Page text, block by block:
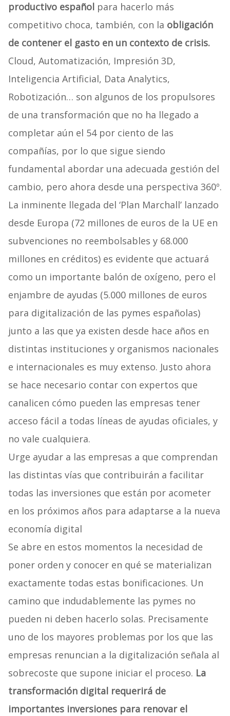
productivo español para hacerlo más
competitivo choca, también, con la obligación
de contener el gasto en un contexto de crisis.
Cloud, Automatización, Impresión 3D,
Inteligencia Artificial, Data Analytics,
Robotización… son algunos de los propulsores
de una transformación que no ha llegado a
completar aún el 54 por ciento de las
compañías, por lo que sigue siendo
fundamental abordar una adecuada gestión del
cambio, pero ahora desde una perspectiva 360º.
La inminente llegada del ‘Plan Marchall’ lanzado
desde Europa (72 millones de euros de la UE en
subvenciones no reembolsables y 68.000
millones en créditos) es evidente que actuará
como un importante balón de oxígeno, pero el
enjambre de ayudas (5.000 millones de euros
para digitalización de las pymes españolas)
junto a las que ya existen desde hace años en
distintas instituciones y organismos nacionales
e internacionales es muy extenso. Justo ahora
se hace necesario contar con expertos que
canalicen cómo pueden las empresas tener
acceso fácil a todas líneas de ayudas oficiales, y
no vale cualquiera.
Urge ayudar a las empresas a que comprendan
las distintas vías que contribuirán a facilitar
todas las inversiones que están por acometer
en los próximos años para adaptarse a la nueva
economía digital
Se abre en estos momentos la necesidad de
poner orden y conocer en qué se materializan
exactamente todas estas bonificaciones. Un
camino que indudablemente las pymes no
pueden ni deben hacerlo solas. Precisamente
uno de los mayores problemas por los que las
empresas renuncian a la digitalización señala al
sobrecoste que supone iniciar el proceso. La
transformación digital requerirá de
importantes inversiones para renovar el